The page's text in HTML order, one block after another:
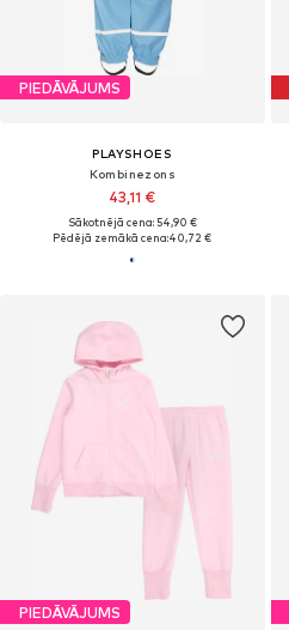
PIEDĀVĀJUMS
PLAYSHOES
Kombinezons
43,11 €
Sākotnējā cena: 54,90 €
Pēdējā zemākā cena:40,72 €
PIEDĀVĀJUMS